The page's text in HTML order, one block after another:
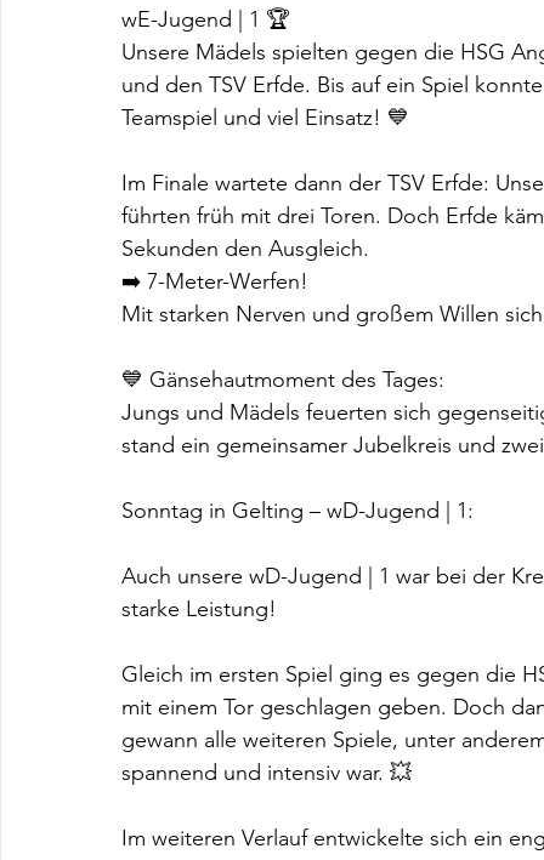
wE-Jugend | 1 🏆
Unsere Mädels spielten gegen die HSG
und den TSV Erfde. Bis auf ein Spiel
Teamspiel und viel Einsatz! 💙
Im Finale wartete dann der TSV Erfde:
führten früh mit drei Toren. Doch Erfde
Sekunden den Ausgleich.
➡️ 7-Meter-Werfen!
Mit starken Nerven und großem Willen
💙 Gänsehautmoment des Tages:
Jungs und Mädels feuerten sich
stand ein gemeinsamer Jubelkreis und
Sonntag in Gelting – wD-Jugend | 1:
Auch unsere wD-Jugend | 1 war bei der
starke Leistung!
Gleich im ersten Spiel ging es gegen die
mit einem Tor geschlagen geben. Doch
gewann alle weiteren Spiele, unter
spannend und intensiv war. 💥
Im weiteren Verlauf entwickelte sich ein